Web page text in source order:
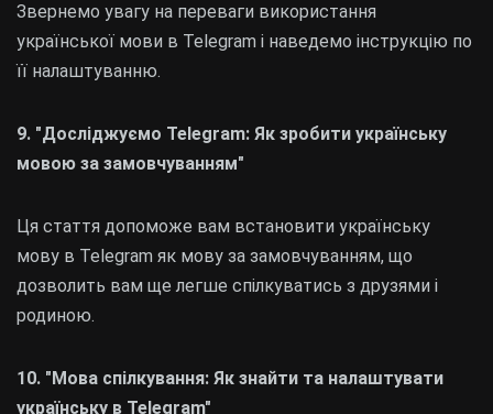
Звернемо увагу на переваги використання
української мови в Telegram і наведемо інструкцію по
її налаштуванню.
9. "Досліджуємо Telegram: Як зробити українську
мовою за замовчуванням"
Ця стаття допоможе вам встановити українську
мову в Telegram як мову за замовчуванням, що
дозволить вам ще легше спілкуватись з друзями і
родиною.
10. "Мова спілкування: Як знайти та налаштувати
українську в Telegram"